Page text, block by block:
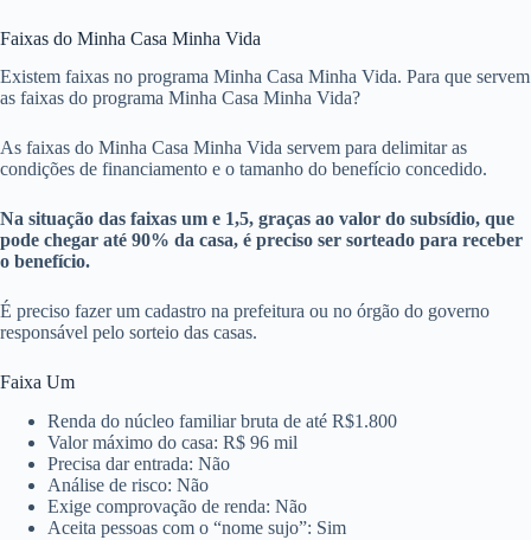
Faixas do Minha Casa Minha Vida
Existem faixas no programa Minha Casa Minha Vida. Para que servem
as faixas do programa Minha Casa Minha Vida?
As faixas do Minha Casa Minha Vida servem para delimitar as
condições de financiamento e o tamanho do benefício concedido.
Na situação das faixas um e 1,5, graças ao valor do subsídio, que
pode chegar até 90% da casa, é preciso ser sorteado para receber
o benefício.
É preciso fazer um cadastro na prefeitura ou no órgão do governo
responsável pelo sorteio das casas.
Faixa Um
Renda do núcleo familiar bruta de até R$1.800
Valor máximo do casa: R$ 96 mil
Precisa dar entrada: Não
Análise de risco: Não
Exige comprovação de renda: Não
Aceita pessoas com o “nome sujo”: Sim